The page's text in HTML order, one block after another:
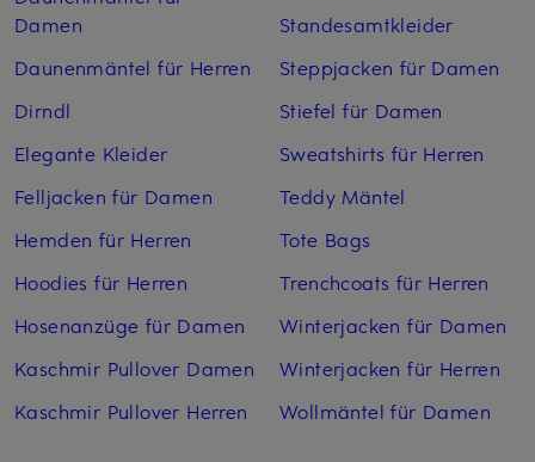
Damen
Daunenmäntel für Herren
Dirndl
Elegante Kleider
Felljacken für Damen
Hemden für Herren
Hoodies für Herren
Hosenanzüge für Damen
Kaschmir Pullover Damen
Kaschmir Pullover Herren
Standesamtkleider
Steppjacken für Damen
Stiefel für Damen
Sweatshirts für Herren
Teddy Mäntel
Tote Bags
Trenchcoats für Herren
Winterjacken für Damen
Winterjacken für Herren
Wollmäntel für Damen